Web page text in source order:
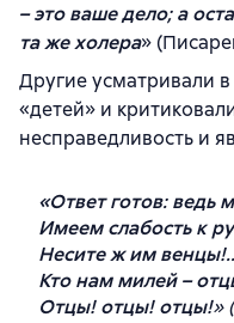
– это ваше дело; а
та же холера»
Другие усматривали
«детей» и
несправедливость и
«Ответ готов: ведь
Имеем слабость к
Несите ж им венцы!..
Кто нам милей –
Отцы! отцы! отцы!»